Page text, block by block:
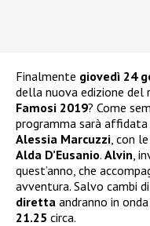
Finalmente giovedì 24
della nuova edizione del
Famosi 2019? Come
programma sarà affidata
Alessia Marcuzzi , con
Alda D’Eusanio. Alvin ,
quest’anno, che
avventura. Salvo cambi
diretta andranno in
21.25 circa.